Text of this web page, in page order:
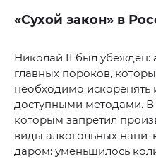
«Сухой закон» в
Николай II был убежден:
главных пороков,
необходимо искоренять
доступными методами. В
которым запретил
виды алкогольных
даром: уменьшилось